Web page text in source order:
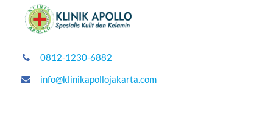
0812-1230-6882
info@klinikapollojakarta.com